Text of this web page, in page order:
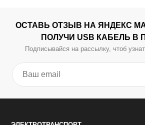
ОСТАВЬ ОТЗЫВ НА ЯНДЕКС
ПОЛУЧИ USB КАБЕЛЬ В
Подписывайся на рассылку, чтоб